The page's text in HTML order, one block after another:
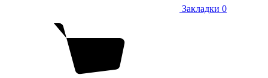
Закладки 0